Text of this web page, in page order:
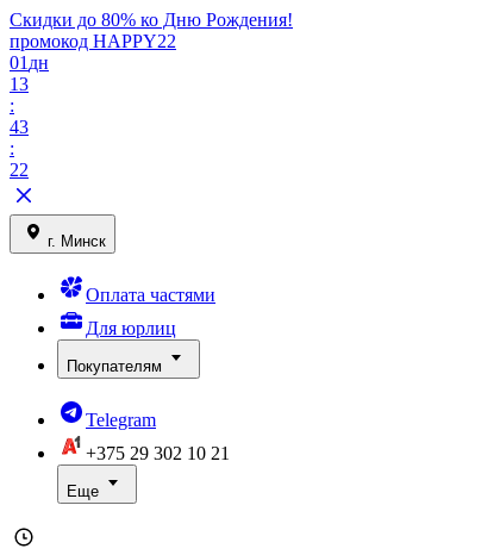
Скидки до 80% ко Дню Рождения!
промокод HAPPY22
01 дн
13
:
43
:
22
г. Минск
Оплата частями
Для юрлиц
Покупателям
Telegram
+375 29 302 10 21
Еще